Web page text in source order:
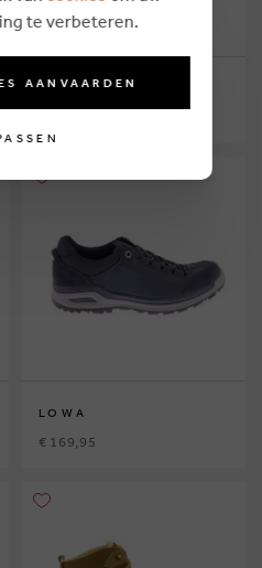
LOWA
LOWA
€ 169,95
te verbeteren.
AANVAARDEN